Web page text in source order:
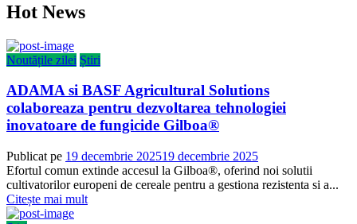
Hot News
Noutățile zilei Știri
ADAMA si BASF Agricultural Solutions
colaboreaza pentru dezvoltarea tehnologiei
inovatoare de fungicide Gilboa®
Publicat pe 19 decembrie 202519 decembrie 2025
Efortul comun extinde accesul la Gilboa®, oferind noi solutii
cultivatorilor europeni de cereale pentru a gestiona rezistenta si a...
Citește mai mult